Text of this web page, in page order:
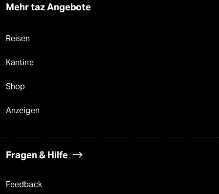
Mehr taz Angebote
Reisen
Kantine
Shop
Anzeigen
Fragen & Hilfe
Feedback